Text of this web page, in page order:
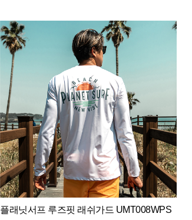
플래닛서프 루즈핏 래쉬가드 UMT008WPS